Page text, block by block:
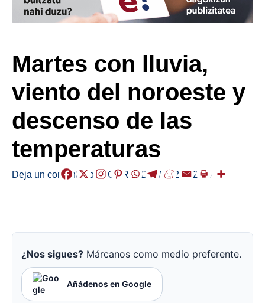
Martes con lluvia,
viento del noroeste y
descenso de las
temperaturas
Deja un comentario /EGURALDIA/ 2025-02-25
¿Nos sigues? Márcanos como medio preferente.
Añádenos en Google